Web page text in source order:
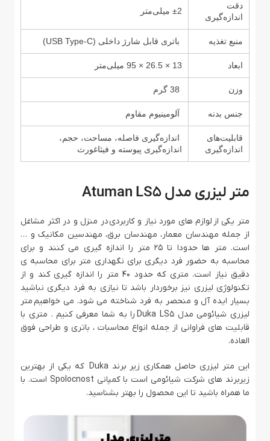
دقت
اندازه‌گیری
±2 میلی‌متر
منبع تغذیه باتری قابل شارژ داخلی (USB Type-C)
ابعاد 13 × 26.5 × 95 میلی‌متر
وزن
جنس بدنه آلومینیوم مقاوم
قابلیت‌های
اندازه‌گیری
اندازه‌گیری فاصله، مساحت، حجم،
اندازه‌گیری پیوسته و فیثاغورث
متر لیزری مدل Atuman LS5
متر یکی از لوازم های مورد نیاز و کاربردی در منزل و در اکثر مشاغل
از جمله مهندسان معمار، مهندسان برق، مهندسین مکانیک و …
است. متر ها حدودا تا 25 متر را اندازه گیری می کنند و برای
محاسبه به حضور فرد دیگری برای نگهداری متر برای محاسبه ی
دقیق نیاز است. متری که حدود 40 متر را اندازه گیری کند و از
تکنولوژی لیزری نیز برخوردار باشد تا نیازی به فرد دیگری نباشید
بسیار ایده آل و منحصر به فرد شناخته می شود. می خواهیم متر
لیزری شیائومی مدل Duka LS5 را به شما معرفی کنیم . متری با
قابلیت های فراوانی از جمله انواع محاسبات ، باتری و طراحی فوق
العاده.
این متر لیزری حاصل همکاری زیر برند Duka که یکی از بهترین
زیربرند های شرکت شیائومی است با کمپانی Spolocnost است. با
ما همراه باشید تا این محصول را بهتر بشناسید.